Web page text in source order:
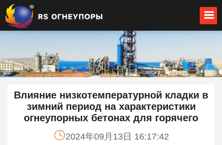
Влияние низкотемпературной кладки в
зимний период на характеристики
огнеупорных бетонах для горячего
2024年09月13日 16:17:42